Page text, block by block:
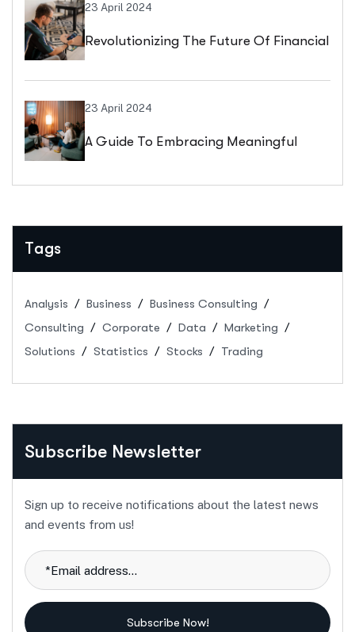
23 April 2024
Revolutionizing The Future Of Financial
Services
23 April 2024
A Guide To Embracing Meaningful
Tags
Analysis Business
Business Consulting
Consulting
Corporate Data
Marketing
Solutions
Statistics Stocks Trading
Subscribe Newsletter
Sign up to receive notifications about the latest news
and events from us!
Subscribe Now!